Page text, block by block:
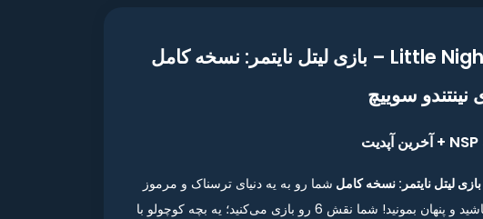
Little Nightmares: Complete Edition – بازی لیتل نایتمر: نسخه کامل
نینتندو سوییچ
شما رو به یه دنیای ترسناک و مرموز
میبره که زنده موندنتون بستگی داره چقدر زرنگ باشید و پنهان بمونید! شما نقش 6 رو بازی می‌کنید؛ یه بچه کوچولو با